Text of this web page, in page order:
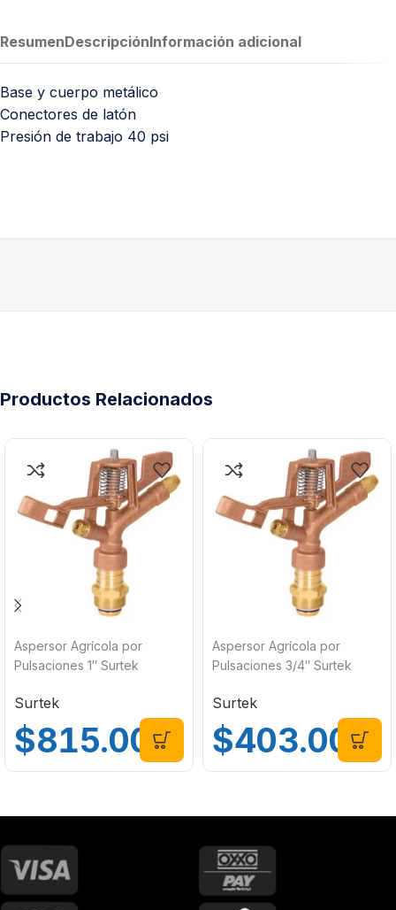
ResumenDescripciónInformación adicional
Base y cuerpo metálico
Conectores de latón
Presión de trabajo 40 psi
Productos Relacionados
Aspersor Agrícola por
Pulsaciones 1″ Surtek
Surtek
$815.00
Aspersor Agrícola por
Pulsaciones 3/4″ Surtek
Surtek
$403.00